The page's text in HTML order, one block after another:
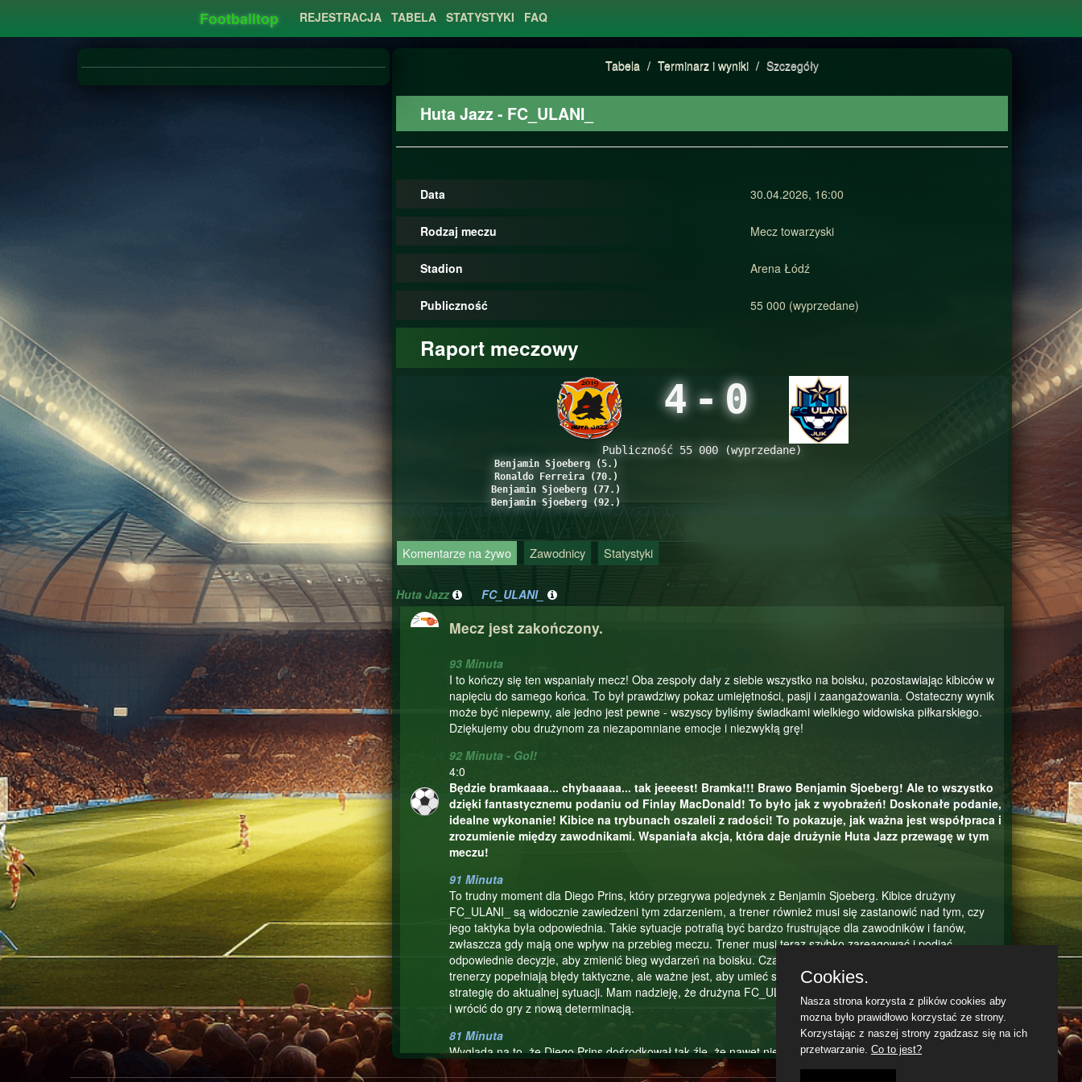
Footballtop REJESTRACJA TABELA STATYSTYKI FAQ
Tabela / Terminarz i wyniki / Szczegóły
Huta Jazz - FC_ULANI_
Data 30.04.2026, 16:00
Rodzaj meczu Mecz towarzyski
Stadion Arena Łódź
Publiczność 55 000 (wyprzedane)
Raport meczowy
4-0
Publiczność 55 000 (wyprzedane)
Benjamin Sjoeberg (5.)
Ronaldo Ferreira (70.)
Benjamin Sjoeberg (77.)
Benjamin Sjoeberg (92.)
Komentarze na żywo Zawodnicy Statystyki
Huta Jazz FC_ULANI_
Mecz jest zakończony.
93 Minuta
I to kończy się ten wspaniały mecz! Oba zespoły dały z siebie wszystko na boisku, pozostawiając kibiców w
napięciu do samego końca. To był prawdziwy pokaz umiejętności, pasji i zaangażowania. Ostateczny wynik
może być niepewny, ale jedno jest pewne - wszyscy byliśmy świadkami wielkiego widowiska piłkarskiego.
Dziękujemy obu drużynom za niezapomniane emocje i niezwykłą grę!
92 Minuta - Gol!
4:0
Będzie bramkaaaa... chybaaaaa... tak jeeeest! Bramka!!! Brawo Benjamin Sjoeberg! Ale to wszystko
dzięki fantastycznemu podaniu od Finlay MacDonald! To było jak z wyobrażeń! Doskonałe podanie,
idealne wykonanie! Kibice na trybunach oszaleli z radości! To pokazuje, jak ważna jest współpraca i
zrozumienie między zawodnikami. Wspaniała akcja, która daje drużynie Huta Jazz przewagę w tym
meczu!
91 Minuta
To trudny moment dla Diego Prins, który przegrywa pojedynek z Benjamin Sjoeberg. Kibice drużyny
FC_ULANI_ są widocznie zawiedzeni tym zdarzeniem, a trener również musi się zastanowić nad tym, czy
jego taktyka była odpowiednia. Takie sytuacje potrafią być bardzo frustrujące dla zawodników i fanów,
zwłaszcza gdy mają one wpływ na przebieg meczu. Trener musi teraz szybko zareagować i podjąć
odpowiednie decyzje, aby zmienić bieg wydarzeń na boisku. Czasami nawet najbardziej doświadczeni
trenerzy popełniają błędy taktyczne, ale ważne jest, aby umieć szybko się z nich pouczyć i dostosować
strategię do aktualnej sytuacji. Mam nadzieję, że drużyna FC_ULANI_ zdoła odwrócić ten niekorzystny trend
i wrócić do gry z nową determinacją.
81 Minuta
Wygląda na to, że Diego Prins dośrodkował tak źle, że nawet nie wiemy, jak to skomentować. To może być
powód frustracji dla zawodników drużyny FC_ULANI_, którzy oczekiwali lepszego podania, aby móc
Cookies.
Nasza strona korzysta z plików cookies aby
mozna było prawidłowo korzystać ze strony.
Korzystając z naszej strony zgadzasz się na ich
przetwarzanie. Co to jest?